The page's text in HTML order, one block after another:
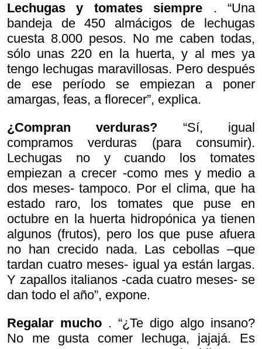
Lechugas y tomates siempre . “Una
bandeja de 450 almácigos de lechugas
cuesta 8.000 pesos. No me caben todas,
sólo unas 220 en la huerta, y al mes ya
tengo lechugas maravillosas. Pero después
de ese período se empiezan a poner
amargas, feas, a florecer”, explica.
¿Compran verduras? “Sí, igual
compramos verduras (para consumir).
Lechugas no y cuando los tomates
empiezan a crecer -como mes y medio a
dos meses- tampoco. Por el clima, que ha
estado raro, los tomates que puse en
octubre en la huerta hidropónica ya tienen
algunos (frutos), pero los que puse afuera
no han crecido nada. Las cebollas –que
tardan cuatro meses- igual ya están largas.
Y zapallos italianos -cada cuatro meses- se
dan todo el año”, expone.
Regalar mucho . “¿Te digo algo insano?
No me gusta comer lechuga, jajajá. Es